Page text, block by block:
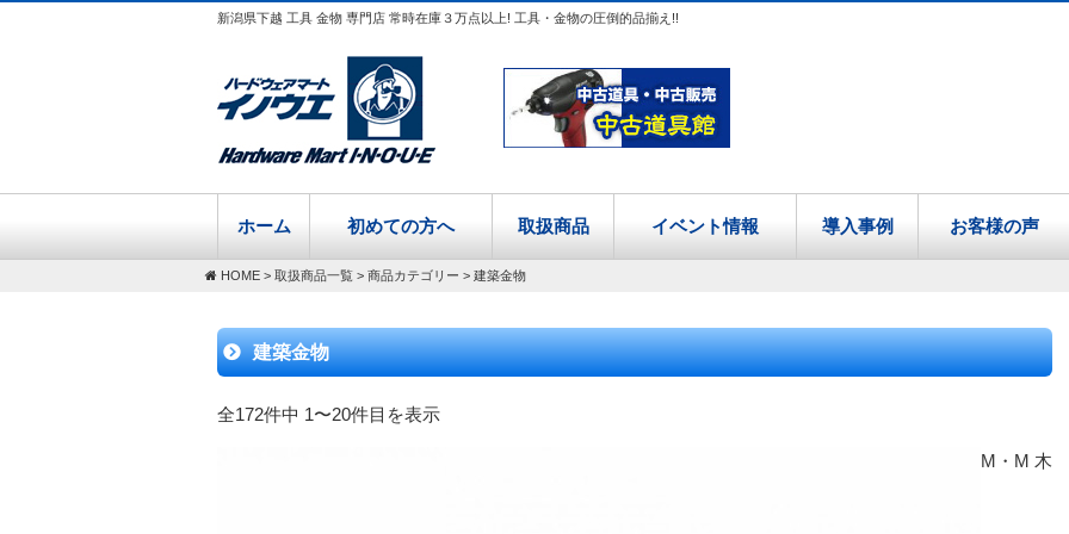
新潟県下越 工具 金物 専門店 常時在庫３万点以上! 工具・金物の圧倒的品揃え!!
ホーム 初めての方へ 取扱商品 イベント情報 導入事例 お客様の声
HOME > 取扱商品一覧 > 商品カテゴリー > 建築金物
建築金物
全172件中 1〜20件目を表示
M・M 木